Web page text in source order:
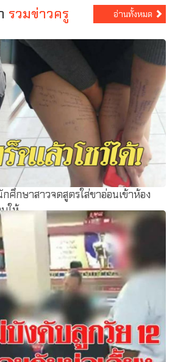
รวมข่าวครู
อ่านทั้งหมด
กศึกษาสาวจดสูตรใส่ขาอ่อนเข้าห้อง
ให้